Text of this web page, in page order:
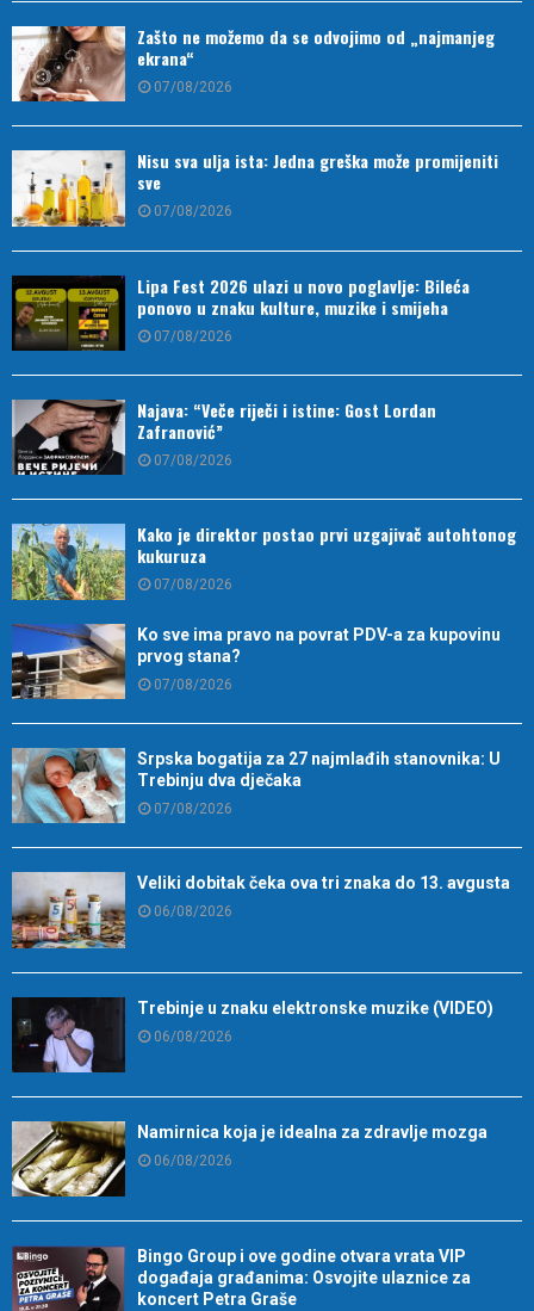
Zašto ne možemo da se odvojimo od „najmanjeg
ekrana“
07/08/2026
Nisu sva ulja ista: Jedna greška može promijeniti
sve
07/08/2026
Lipa Fest 2026 ulazi u novo poglavlje: Bileća
ponovo u znaku kulture, muzike i smijeha
07/08/2026
Najava: “Veče riječi i istine: Gost Lordan
Zafranović”
07/08/2026
Kako je direktor postao prvi uzgajivač autohtonog
kukuruza
07/08/2026
Ko sve ima pravo na povrat PDV-a za kupovinu
prvog stana?
07/08/2026
Srpska bogatija za 27 najmlađih stanovnika: U
Trebinju dva dječaka
07/08/2026
Veliki dobitak čeka ova tri znaka do 13. avgusta
06/08/2026
Trebinje u znaku elektronske muzike (VIDEO)
06/08/2026
Namirnica koja je idealna za zdravlje mozga
06/08/2026
Bingo Group i ove godine otvara vrata VIP
događaja građanima: Osvojite ulaznice za
koncert Petra Graše